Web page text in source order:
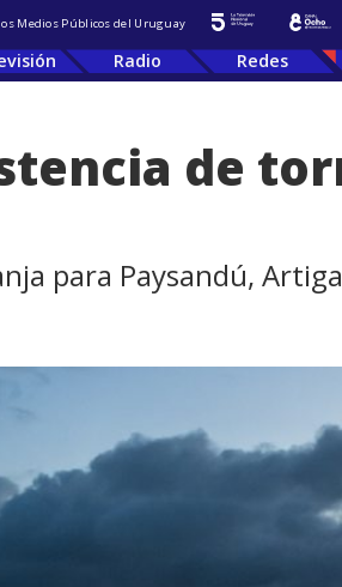
Medios Públicos del Uruguay
Radio Redes
de
para Paysandú,